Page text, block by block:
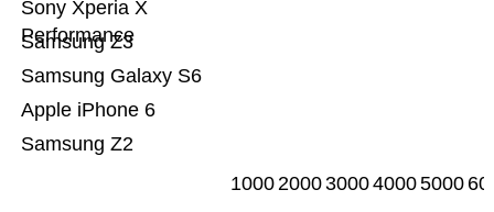
Samsung Z2
Apple iPhone 6
Samsung Galaxy S6
Samsung Z3
Sony Xperia X
Performance
10002000300040005000